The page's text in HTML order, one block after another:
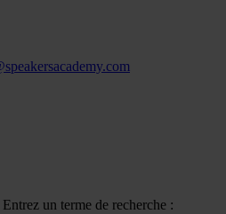
Entrez un terme de recherche :